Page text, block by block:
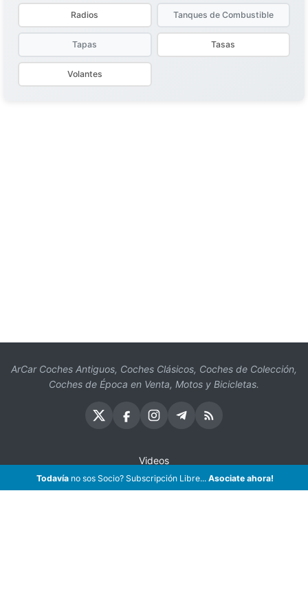
Radios Tanques de Combustible
Tapas Tasas
Volantes
ArCar Coches Antiguos, Coches Clásicos, Coches de Colección,
Coches de Época en Venta, Motos y Bicicletas.
Videos
Oficios
Todavíano sos Socio? Subscripción Libre... Asociate ahora!